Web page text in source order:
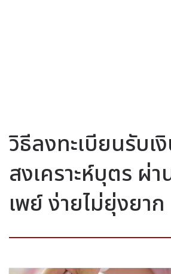
วิธีลงทะเบียนรับเ
สงเคราะห์บุตร ผ่
เพย์ ง่ายไม่ยุ่งยาก